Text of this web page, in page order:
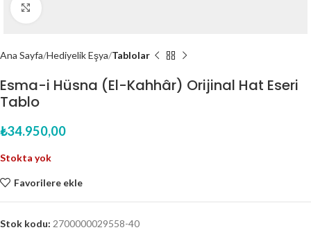
Ana Sayfa Hediyelik Eşya Tablolar
Esma-i Hüsna (El-Kahhâr) Orijinal Hat Eseri
Tablo
₺34.950,00
Stokta yok
Favorilere ekle
Stok kodu: 2700000029558-40